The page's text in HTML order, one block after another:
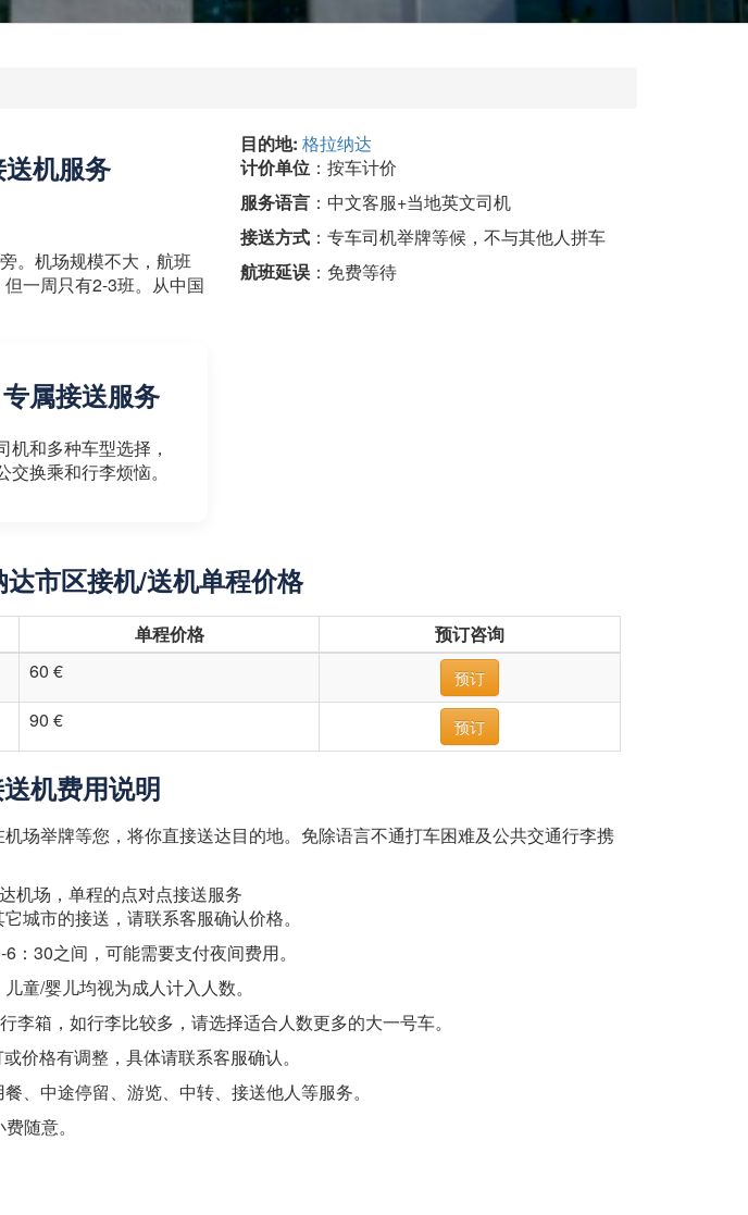
机服务
。机场规模不大，航班
一周只有2-3班。从中国
专属接送服务
机和多种车型选择，
交换乘和行李烦恼。
目的地: 格拉纳达
计价单位 ：按车计价
服务语言 ：中文客服+当地英文司机
接送方式 ：专车司机举牌等候，不与其他人拼车
航班延误 ：免费等待
市区接机/送机单程价格
单程价格
预订咨询
60 € 预订
90 € 预订
机费用说明
场举牌等您，将你直接送达目的地。免除语言不通打车困难及公共交通行李携
机场，单程的点对点接送服务
城市的接送，请联系客服确认价格。
30之间，可能需要支付夜间费用。
童/婴儿均视为成人计入人数。
箱，如行李比较多，请选择适合人数更多的大一号车。
价格有调整，具体请联系客服确认。
、中途停留、游览、中转、接送他人等服务。
随意。